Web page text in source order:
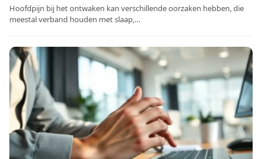
Hoofdpijn bij het ontwaken kan verschillende oorzaken hebben, die
meestal verband houden met slaap,…